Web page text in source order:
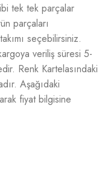
tek tek parçalar
parçaları
seçebilirsiniz.
veriliş süresi 5-
Renk Kartelasındaki
Aşağıdaki
fiyat bilgisine